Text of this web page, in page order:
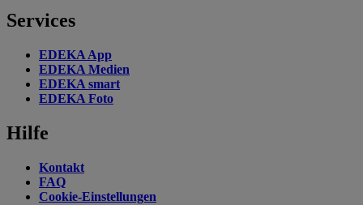
Services
EDEKA App
EDEKA Medien
EDEKA smart
EDEKA Foto
Hilfe
Kontakt
FAQ
Cookie-Einstellungen